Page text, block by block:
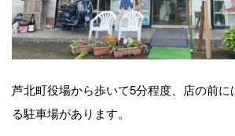
芦北町役場から歩いて5分程度、店の前
る駐車場があります。